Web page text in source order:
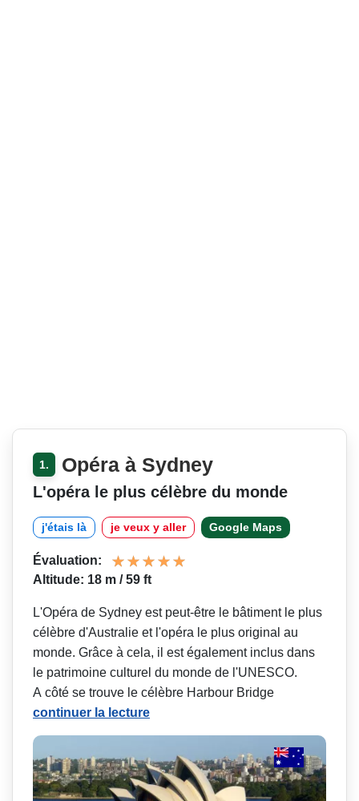
1. Opéra à Sydney
L'opéra le plus célèbre du monde
j'étais là je veux y aller Google Maps
Évaluation:
Altitude: 18 m / 59 ft
L'Opéra de Sydney est peut-être le bâtiment le plus
célèbre d'Australie et l'opéra le plus original au
monde. Grâce à cela, il est également inclus dans
le patrimoine culturel du monde de l'UNESCO.
A côté se trouve le célèbre Harbour Bridge
continuer la lecture